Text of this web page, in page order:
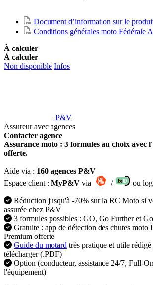
Document d’information sur le
Conditions générales moto Fédérale
À calculer
À calculer
Non disponible Infos
P&V
Assureur avec agences
Contacter agence
Assurance moto : 3 formules au choix
offerte.
Aide via : 160 agences P&V
Espace client : MyP&V via / ou
Réduction jusqu'à -70% sur la RC Moto si
assurée chez P&V
3 formules possibles : GO, Go Further et
Gratuite : app de détection des chutes moto
Premium offerte
Guide du motard très pratique et utile
télécharger (.PDF)
Option (conducteur, assistance 24/7, Full-
l'équipement)